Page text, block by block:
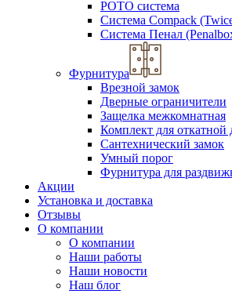
РОТО система
Система Compack
Система Пенал
Фурнитура
Врезной замок
Дверные ограничители
Защелка межкомнатная
Комплект для откатной
Сантехнический замок
Умный порог
Фурнитура для
Акции
Установка и доставка
Отзывы
О компании
О компании
Наши работы
Наши новости
Наш блог